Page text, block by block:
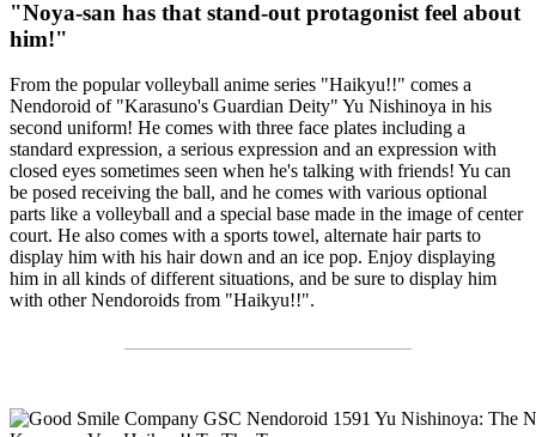
"Noya-san has that stand-out protagonist feel about
him!"
From the popular volleyball anime series "Haikyu!!" comes a
Nendoroid of "Karasuno's Guardian Deity" Yu Nishinoya in his
second uniform! He comes with three face plates including a
standard expression, a serious expression and an expression with
closed eyes sometimes seen when he's talking with friends! Yu can
be posed receiving the ball, and he comes with various optional
parts like a volleyball and a special base made in the image of center
court. He also comes with a sports towel, alternate hair parts to
display him with his hair down and an ice pop. Enjoy displaying
him in all kinds of different situations, and be sure to display him
with other Nendoroids from "Haikyu!!".